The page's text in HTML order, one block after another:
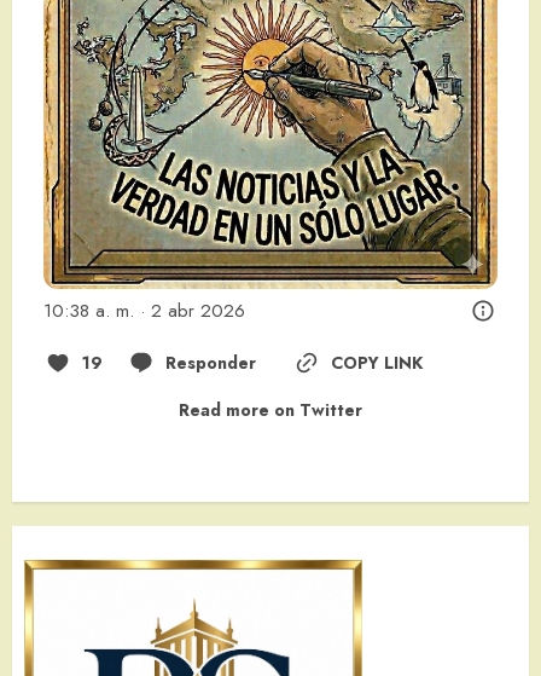
10:38 a. m. · 2 abr 2026
19 Responder
COPY LINK
Read more on Twitter